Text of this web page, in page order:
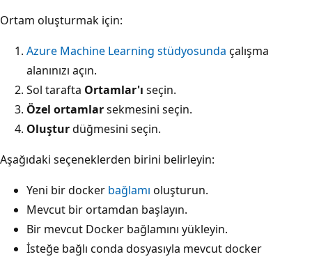
Ortam oluşturmak için:
Azure Machine Learning stüdyosunda çalışma
alanınızı açın.
Sol tarafta Ortamlar'ı seçin.
Özel ortamlarsekmesini seçin.
Oluşturdüğmesini seçin.
Aşağıdaki seçeneklerden birini belirleyin:
Yeni bir docker bağlamı oluşturun.
Mevcut bir ortamdan başlayın.
Bir mevcut Docker bağlamını yükleyin.
İsteğe bağlı conda dosyasıyla mevcut docker